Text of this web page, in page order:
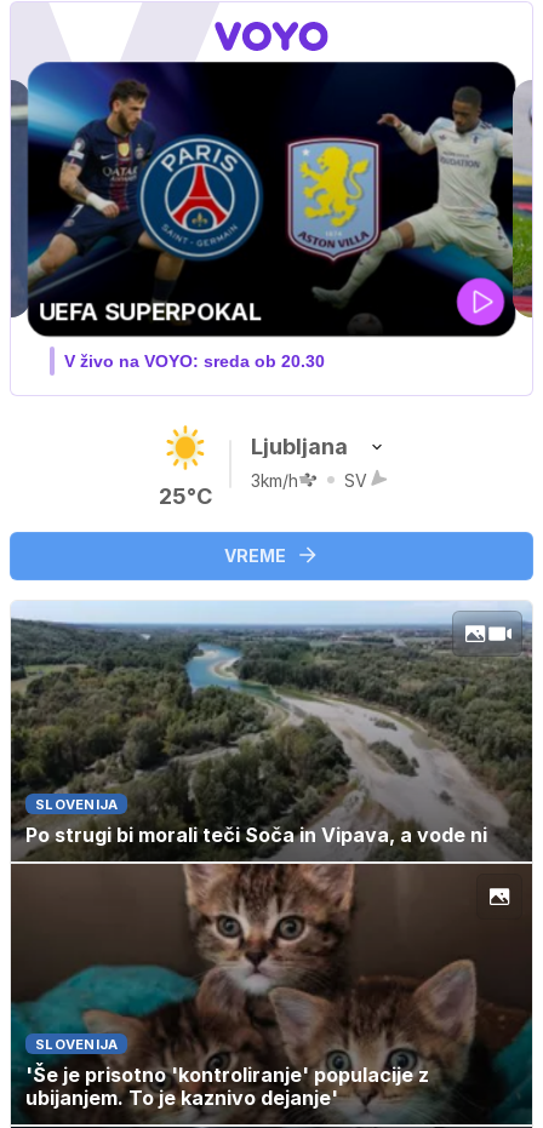
MOTOGP . VN VELIKE BRITANIJE
V živo na VOYO: PET-NED
25°C
Ljubljana
3km/h SV
VREME
SLOVENIJA
Po strugi bi morali teči Soča in Vipava, a vode ni
SLOVENIJA
'Še je prisotno 'kontroliranje' populacije z
ubijanjem. To je kaznivo dejanje'